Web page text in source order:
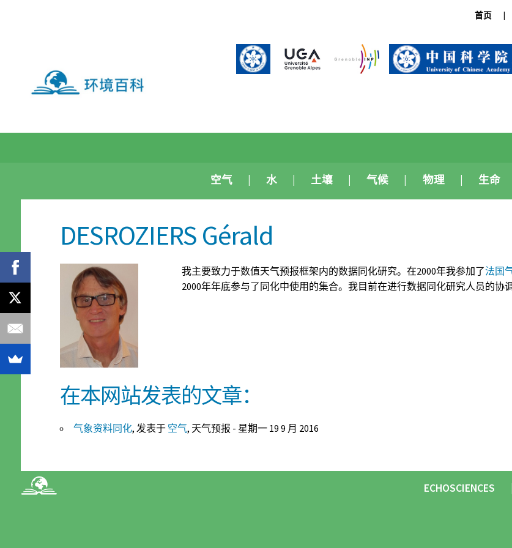
首页
空气 水 土壤 气候 物理 生命
DESROZIERS Gérald
我主要致力于数值天气预报框架内的数据同化研究。在2000年我参加了法国
2000年年底参与了同化中使用的集合。我目前在进行数据同化研究人员的协调
在本网站发表的文章：
气象资料同化, 发表于 空气, 天气预报 - 星期一 19 9 月 2016
ECHOSCIENCES